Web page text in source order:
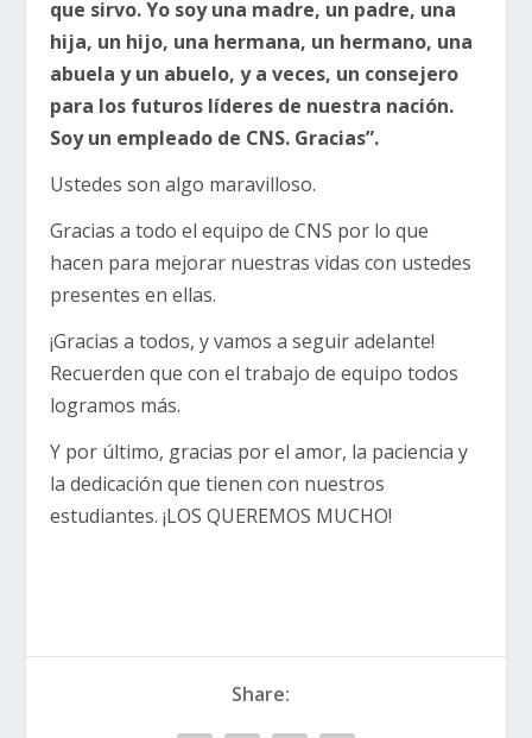
que sirvo. Yo soy una madre, un padre, una
hija, un hijo, una hermana, un hermano, una
abuela y un abuelo, y a veces, un consejero
para los futuros líderes de nuestra nación.
Soy un empleado de CNS. Gracias”.
Ustedes son algo maravilloso.
Gracias a todo el equipo de CNS por lo que
hacen para mejorar nuestras vidas con ustedes
presentes en ellas.
¡Gracias a todos, y vamos a seguir adelante!
Recuerden que con el trabajo de equipo todos
logramos más.
Y por último, gracias por el amor, la paciencia y
la dedicación que tienen con nuestros
estudiantes. ¡LOS QUEREMOS MUCHO!
Share: